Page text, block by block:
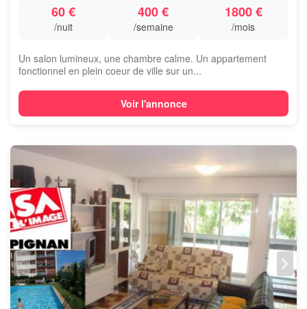
60 €
/nuit
400 €
/semaine
1800 €
/mois
Un salon lumineux, une chambre calme. Un appartement
fonctionnel en plein coeur de ville sur un...
Voir l'annonce